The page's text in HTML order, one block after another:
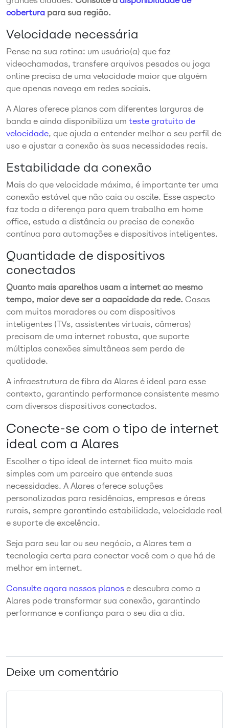
cobertura para sua região.
Velocidade necessária
Pense na sua rotina: um usuário(a) que faz
videochamadas, transfere arquivos pesados ou joga
online precisa de uma velocidade maior que alguém
que apenas navega em redes sociais.
A Alares oferece planos com diferentes larguras de
banda e ainda disponibiliza um teste gratuito de
velocidade, que ajuda a entender melhor o seu perfil de
uso e ajustar a conexão às suas necessidades reais.
Estabilidade da conexão
Mais do que velocidade máxima, é importante ter uma
conexão estável que não caia ou oscile. Esse aspecto
faz toda a diferença para quem trabalha em home
office, estuda a distância ou precisa de conexão
contínua para automações e dispositivos inteligentes.
Quantidade de dispositivos
conectados
Quanto mais aparelhos usam a internet ao mesmo
tempo, maior deve ser a capacidade da rede. Casas
com muitos moradores ou com dispositivos
inteligentes (TVs, assistentes virtuais, câmeras)
precisam de uma internet robusta, que suporte
múltiplas conexões simultâneas sem perda de
qualidade.
A infraestrutura de fibra da Alares é ideal para esse
contexto, garantindo performance consistente mesmo
com diversos dispositivos conectados.
Conecte-se com o tipo de internet
ideal com a Alares
Escolher o tipo ideal de internet fica muito mais
simples com um parceiro que entende suas
necessidades. A Alares oferece soluções
personalizadas para residências, empresas e áreas
rurais, sempre garantindo estabilidade, velocidade real
e suporte de excelência.
Seja para seu lar ou seu negócio, a Alares tem a
tecnologia certa para conectar você com o que há de
melhor em internet.
Consulte agora nossos planos e descubra como a
Alares pode transformar sua conexão, garantindo
performance e confiança para o seu dia a dia.
Deixe um comentário